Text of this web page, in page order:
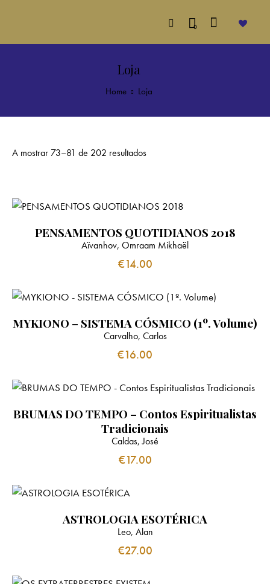
0
Loja
Home Loja
A mostrar 73–81 de 202 resultados
PENSAMENTOS QUOTIDIANOS 2018
Aïvanhov, Omraam Mikhaël
€14.00
MYKIONO – SISTEMA CÓSMICO (1º. Volume)
Carvalho, Carlos
€16.00
BRUMAS DO TEMPO – Contos Espiritualistas
Tradicionais
Caldas, José
€17.00
ASTROLOGIA ESOTÉRICA
Leo, Alan
€27.00